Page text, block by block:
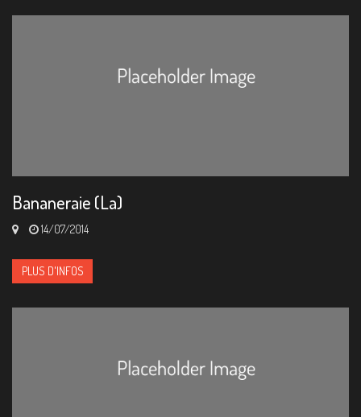
Bananeraie (La)
14/07/2014
PLUS D'INFOS